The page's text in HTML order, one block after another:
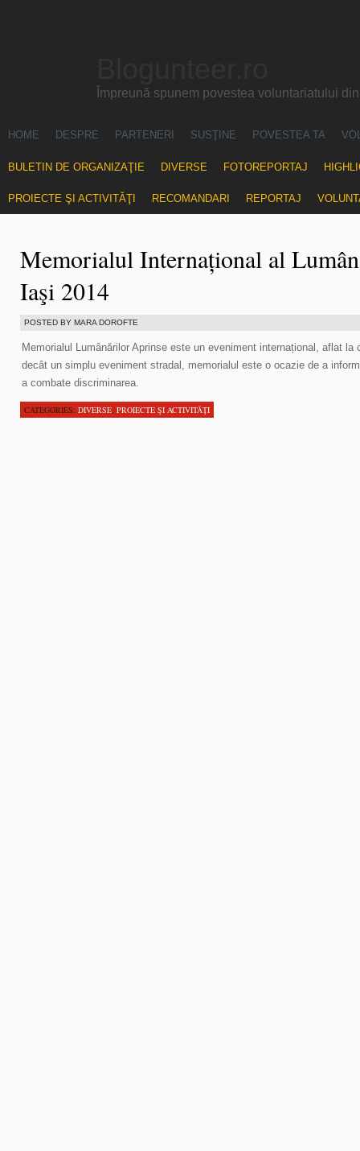
Împreună spunem povestea voluntariatului
HOME DESPRE PARTENERI SUSŢINE POVESTEA TA
BULETIN DE ORGANIZAŢIE DIVERSE FOTOREPORTAJ
PROIECTE ŞI ACTIVITĂŢI RECOMANDARI REPORTAJ
Memorialul Internațional al
Iaşi 2014
POSTED BY MARA DOROFTE
Memorialul Lumânărilor Aprinse este un eveniment internațional, aflat
decât un simplu eveniment stradal, memorialul este o ocazie de a
a combate discriminarea.
CATEGORIES: DIVERSE, PROIECTE ŞI ACTIVITĂŢI